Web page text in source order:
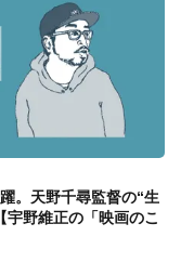
。天野千尋監督の“生
宇野維正の「映画のこ